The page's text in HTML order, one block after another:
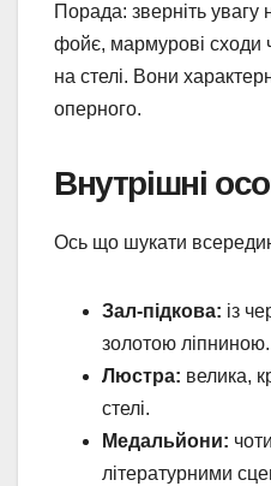
Порада: зверніть увагу
фойє, мармурові сходи
на стелі. Вони
оперного.
Внутрішні
Ось що шукати
Зал-підкова: із
золотою ліпниною.
Люстра: велика,
стелі.
Медальйони:
літературними